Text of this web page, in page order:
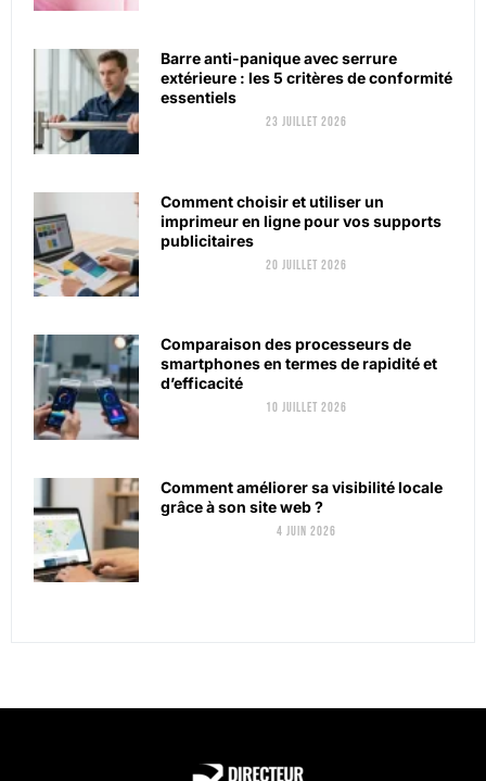
Barre anti-panique avec serrure
extérieure : les 5 critères de conformité
essentiels
23 juillet 2026
Comment choisir et utiliser un
imprimeur en ligne pour vos supports
publicitaires
20 juillet 2026
Comparaison des processeurs de
smartphones en termes de rapidité et
d’efficacité
10 juillet 2026
Comment améliorer sa visibilité locale
grâce à son site web ?
4 juin 2026